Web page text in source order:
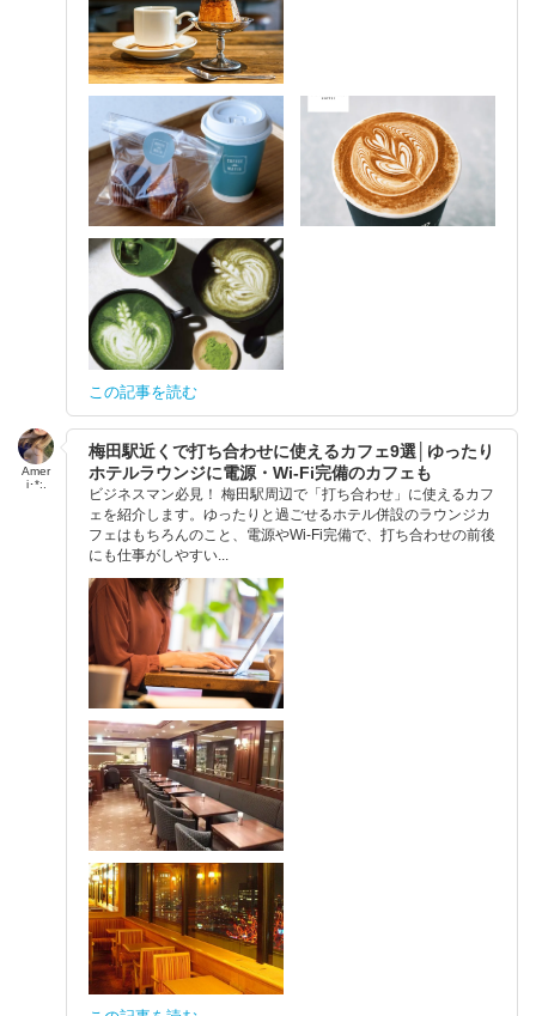
この記事を読む
Amer
i･*:.
梅田駅近くで打ち合わせに使えるカフェ9選│ゆったり
ホテルラウンジに電源・Wi-Fi完備のカフェも
ビジネスマン必見！ 梅田駅周辺で「打ち合わせ」に使えるカフ
ェを紹介します。ゆったりと過ごせるホテル併設のラウンジカ
フェはもちろんのこと、電源やWi-Fi完備で、打ち合わせの前後
にも仕事がしやすい...